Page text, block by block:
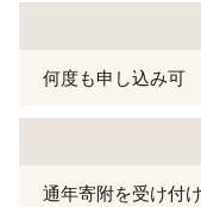
何度も申し込み可
通年寄附を受け付